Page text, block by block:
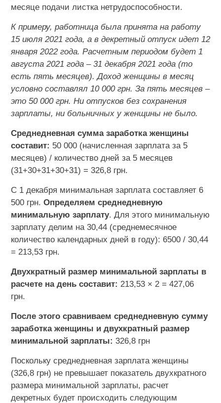
месяце подачи листка нетрудоспособности.
К примеру, работница была принята на работу
15 июля 2021 года, а в декретный отпуск идет 12
января 2022 года. Расчетным периодом будет 1
августа 2021 года – 31 декабря 2021 года (то
есть пять месяцев). Доход женщины в месяц
условно составлял 10 000 грн. За пять месяцев –
это 50 000 грн. Ни отпусков без сохранения
зарплаты, ни больничных у женщины не было.
Среднедневная сумма заработка женщины
составит: 50 000 (начисленная зарплата за 5
месяцев) / количество дней за 5 месяцев
(31+30+31+30+31) = 326,8 грн.
С 1 декабря минимальная зарплата составляет 6
500 грн. Определяем среднедневную
минимальную зарплату. Для этого минимальную
зарплату делим на 30,44 (среднемесячное
количество календарных дней в году): 6500 / 30,44
= 213,53 грн.
Двухкратный размер минимальной зарплаты в
расчете на день составит: 213,53 × 2 = 427,06
грн.
После этого сравниваем среднедневную сумму
заработка женщины и двухкратный размер
минимальной зарплаты: 326,8 грн
Поскольку среднедневная зарплата женщины
(326,8 грн) не превышает показатель двухкратного
размера минимальной зарплаты, расчет
декретных будет происходить следующим